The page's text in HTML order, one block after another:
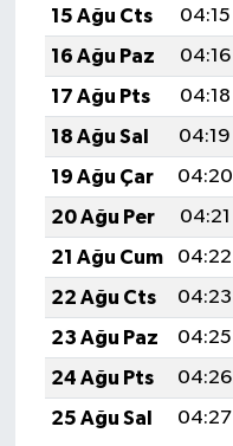
15 Ağu Cts
04:15
16 Ağu Paz
04:16
17 Ağu Pts
04:18
18 Ağu Sal
04:19
19 Ağu Çar
04:20
20 Ağu Per
04:21
21 Ağu Cum
04:22
22 Ağu Cts
04:23
23 Ağu Paz
04:25
24 Ağu Pts
04:26
25 Ağu Sal
04:27